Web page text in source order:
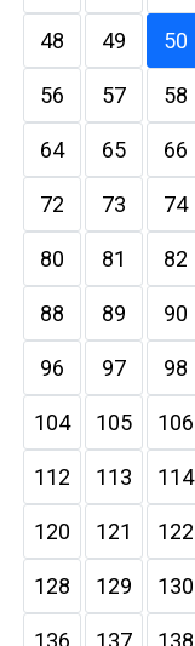
48 49 50
56 57 58
64 65 66
72 73 74
80 81 82
88 89 90
96 97 98
104 105 106
112 113 114
120 121 122
128 129 130
136 137 138